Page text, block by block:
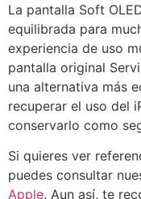
La pantalla Soft
equilibrada para
experiencia de uso
pantalla original
una alternativa más
recuperar el uso del
conservarlo como
Si quieres ver
puedes consultar
Apple. Aun así, te